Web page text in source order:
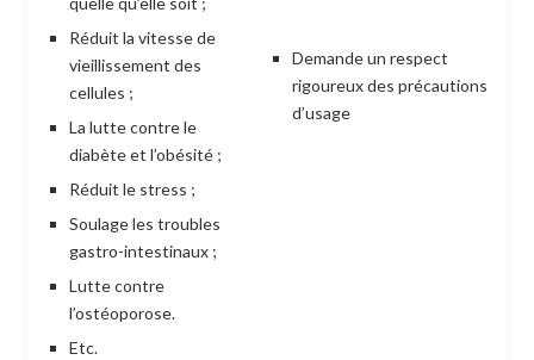
Réduit la vitesse de
vieillissement des
cellules ;
La lutte contre le
diabète et l’obésité ;
Réduit le stress ;
Soulage les troubles
gastro-intestinaux ;
Lutte contre
l’ostéoporose.
Etc.
Demande un respect
rigoureux des précautions
d’usage